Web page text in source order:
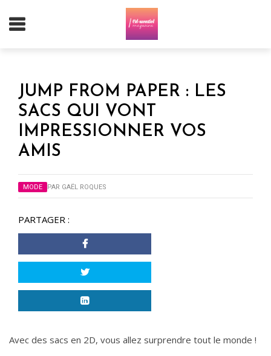
JUMP FROM PAPER : LES
SACS QUI VONT
IMPRESSIONNER VOS
AMIS
MODE PAR GAËL ROQUES
PARTAGER :
Avec des sacs en 2D, vous allez surprendre tout le monde !